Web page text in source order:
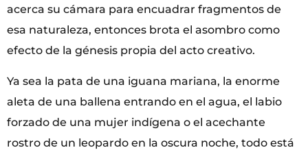
acerca su cámara para encuadrar fragmentos de
esa naturaleza, entonces brota el asombro como
efecto de la génesis propia del acto creativo.
Ya sea la pata de una iguana mariana, la enorme
aleta de una ballena entrando en el agua, el labio
forzado de una mujer indígena o el acechante
rostro de un leopardo en la oscura noche, todo está